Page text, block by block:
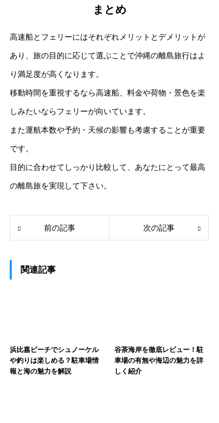
まとめ
高速船とフェリーにはそれぞれメリットとデメリットが
あり、旅の目的に応じて選ぶことで沖縄の離島旅行はよ
り満足度が高くなります。
移動時間を重視するなら高速船、料金や荷物・景色を楽
しみたいならフェリーが向いています。
また運航本数や予約・天候の影響も考慮することが重要
です。
目的に合わせてしっかり比較して、あなたにとって最高
の離島旅を実現して下さい。
前の記事 次の記事
関連記事
浜比嘉ビーチでシュノーケル
や釣りは楽しめる？駐車場情
報と海の魅力を解説
谷茶海岸を徹底レビュー！駐
車場の有無や海辺の魅力を詳
しく紹介